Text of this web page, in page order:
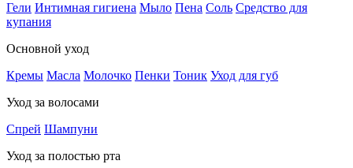
Гели Интимная гигиена Мыло Пена Соль Средство для
купания
Основной уход
Кремы Масла Молочко Пенки Тоник Уход для губ
Уход за волосами
Спрей Шампуни
Уход за полостью рта